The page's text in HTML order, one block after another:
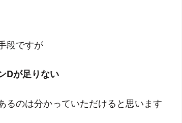
段ですが
Dが足りない
るのは分かっていただけると思います